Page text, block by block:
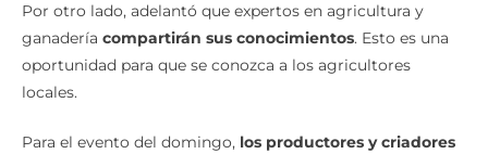
Por otro lado, adelantó que expertos en agricultura y
ganadería compartirán sus conocimientos. Esto es una
oportunidad para que se conozca a los agricultores
locales.
Para el evento del domingo, los productores y criadores